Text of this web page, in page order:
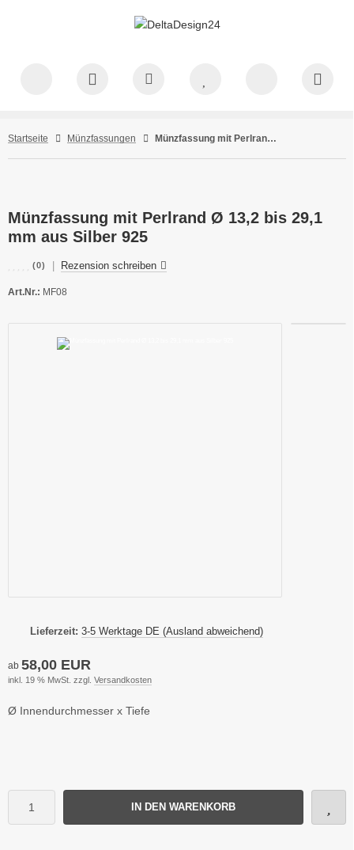
Startseite Münzfassungen Münzfassung mit Perlrand Ø 13,2 bis 29,1 mm aus Silber 925
Münzfassung mit Perlrand Ø 13,2 bis 29,1
mm aus Silber 925
(0) Rezension schreiben
Art.Nr.: MF08
Lieferzeit: 3-5 Werktage DE (Ausland abweichend)
ab 58,00 EUR
inkl. 19 % MwSt. zzgl. Versandkosten
Ø Innendurchmesser x Tiefe
IN DEN WARENKORB